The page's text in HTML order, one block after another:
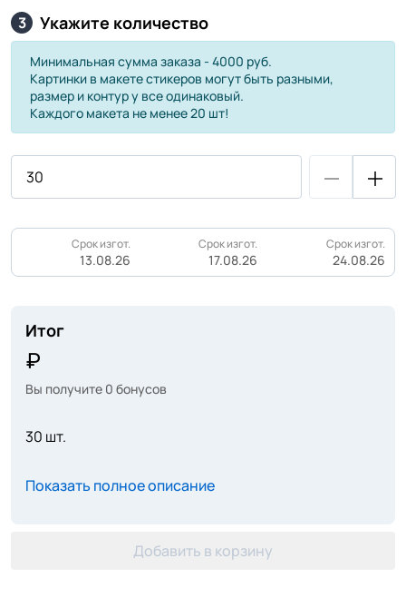
3 Укажите количество
Минимальная сумма заказа - 4000 руб.
Картинки в макете стикеров могут быть разными,
размер и контур у все одинаковый.
Каждого макета не менее 20 шт!
Срок изгот.
13.08.26
Срок изгот.
17.08.26
Срок изгот.
24.08.26
Итог
Вы получите 0 бонусов
30 шт.
Показать полное описание
Добавить в корзину